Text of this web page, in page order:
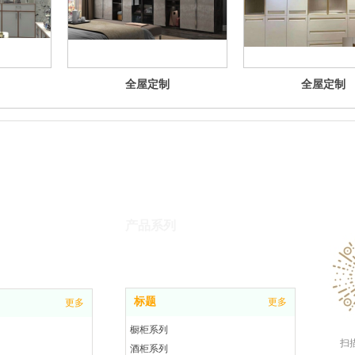
全屋定制 全屋定制
更多 标题 更多
橱柜系列
酒柜系列
扫